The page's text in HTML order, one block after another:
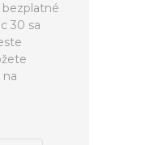
bezplatné
30 sa